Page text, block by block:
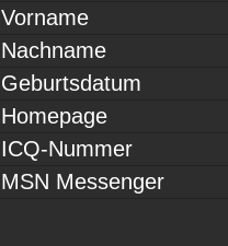
Vorname
Nachname
Geburtsdatum
Homepage
ICQ-Nummer
MSN Messenger